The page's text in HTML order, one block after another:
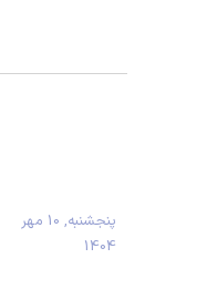
پنجشنبه, 10 مهر
1404